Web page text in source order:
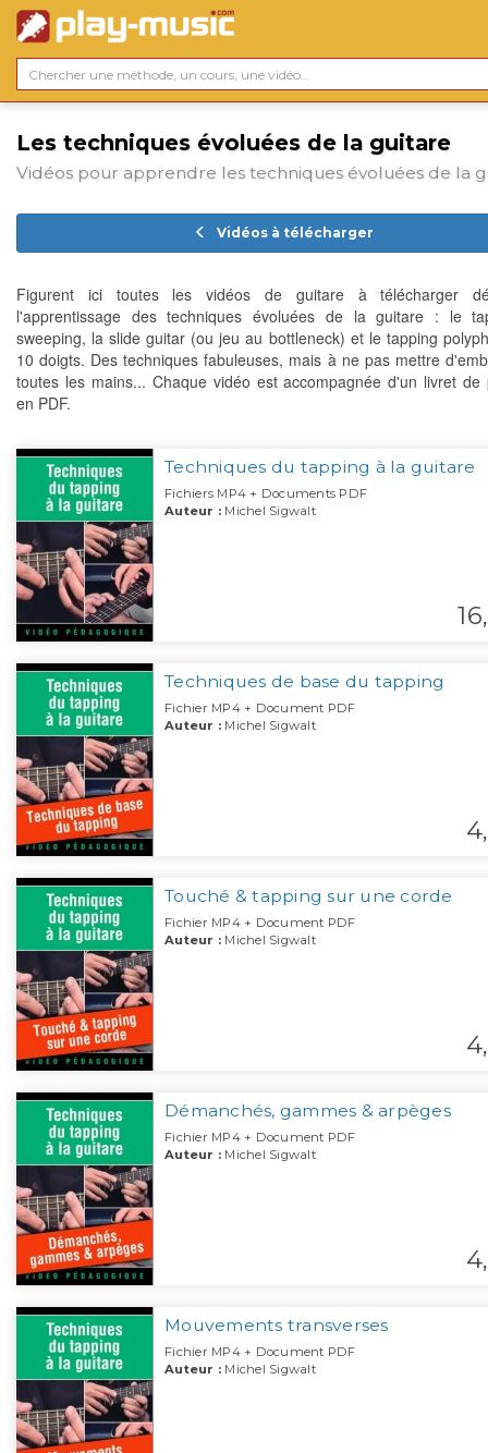
Les techniques évoluées de la guitare
Vidéos pour apprendre les techniques évoluées de la
Vidéos à télécharger
Figurent ici toutes les vidéos de guitare à télécharger
l'apprentissage des techniques évoluées de la guitare : le
sweeping, la slide guitar (ou jeu au bottleneck) et le tapping
10 doigts. Des techniques fabuleuses, mais à ne pas mettre
toutes les mains... Chaque vidéo est accompagnée d'un livret de
en PDF.
Techniques du tapping à la guitare
Fichiers MP4 + Documents PDF
Auteur : Michel Sigwalt
16,
Techniques de base du tapping
Fichier MP4 + Document PDF
Auteur : Michel Sigwalt
4,
Touché & tapping sur une corde
Fichier MP4 + Document PDF
Auteur : Michel Sigwalt
4,
Démanchés, gammes & arpèges
Fichier MP4 + Document PDF
Auteur : Michel Sigwalt
4,
Mouvements transverses
Fichier MP4 + Document PDF
Auteur : Michel Sigwalt